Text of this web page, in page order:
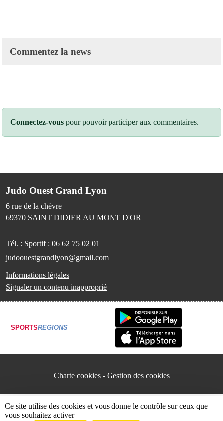
Commentez la news
Connectez-vous pour pouvoir participer aux commentaires.
Judo Ouest Grand Lyon
6 rue de la chèvre
69370 SAINT DIDIER AU MONT D'OR
Tél. : Sportif : 06 62 75 02 01
judoouestgrandlyon@gmail.com
Informations légales
Signaler un contenu inapproprié
SPORTSREGIONS
Charte cookies Gestion des cookies
Ce site utilise des cookies et vous donne le contrôle sur ceux que
vous souhaitez activer